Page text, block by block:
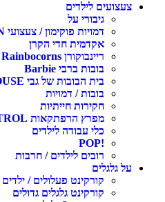
צעצועים לילדים
גיבורי על
דמויות פוקימון / צעצועי POKEMON
אקדמית חדי הקרן
ריינבוקורן Rainbocorns
בובות ברבי Barbie
בית הבובות של גבי GABBY'S DOLLHOUSE
בובות / דמויות
חקירות חייתיות
מפרץ הרפתקאות PAW PATROL
כלי עבודה לילדים
!POP
רובים לילדים / חרבות
על גלגלים
קורקינט פעלולים / ילדים
קורקינט גלגלים גדולים